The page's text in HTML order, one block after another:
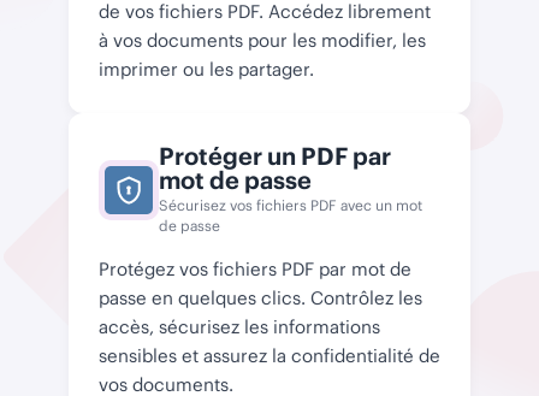
de vos fichiers PDF. Accédez librement
à vos documents pour les modifier, les
imprimer ou les partager.
Protéger un PDF par
mot de passe
Sécurisez vos fichiers PDF avec un mot
de passe
Protégez vos fichiers PDF par mot de
passe en quelques clics. Contrôlez les
accès, sécurisez les informations
sensibles et assurez la confidentialité de
vos documents.